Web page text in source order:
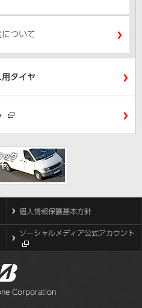
ついて
タイヤ
個人情報保護基本方針
ソーシャルメディア公式アカウント
Corporation